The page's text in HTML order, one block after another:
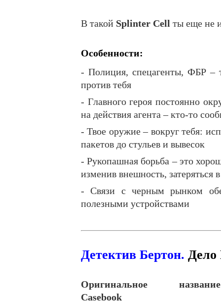
В такой Splinter Cell ты еще не
Особенности:
- Полиция, спецагенты, ФБР –
против тебя
- Главного героя постоянно
на действия агента – кто-то
- Твое оружие – вокруг тебя:
пакетов до стульев и вывесок
- Рукопашная борьба – это
изменив внешность, затеряться
- Связи с черным рынком
полезными устройствами
Детектив Бертон.
Оригинальное
Casebook